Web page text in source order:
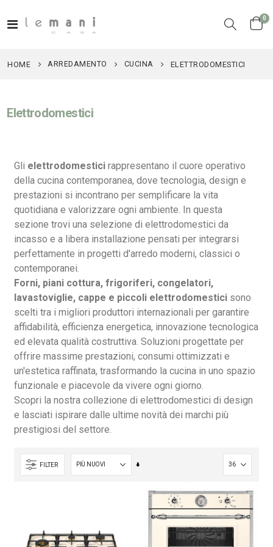
Toggle
Cart
0
HOME ARREDAMENTO CUCINA ELETTRODOMESTICI
Elettrodomestici
Gli elettrodomestici rappresentano il cuore operativo
della cucina contemporanea, dove tecnologia, design e
prestazioni si incontrano per semplificare la vita
quotidiana e valorizzare ogni ambiente. In questa
sezione trovi una selezione di elettrodomestici da
incasso e a libera installazione pensati per integrarsi
perfettamente in progetti d'arredo moderni, classici o
contemporanei.
Forni, piani cottura, frigoriferi, congelatori,
lavastoviglie, cappe e piccoli elettrodomestici sono
scelti tra i migliori produttori internazionali per garantire
affidabilità, efficienza energetica, innovazione tecnologica
ed elevata qualità costruttiva. Soluzioni progettate per
offrire massime prestazioni, consumi ottimizzati e
un'estetica raffinata, trasformando la cucina in uno spazio
funzionale e piacevole da vivere ogni giorno.
Scopri la nostra collezione di elettrodomestici di design
e lasciati ispirare dalle ultime novità dei marchi più
prestigiosi del settore.
FILTER
Imposta
direzione
201,65 €
246,00 € -18%
201,65 €
246,00 € -18%